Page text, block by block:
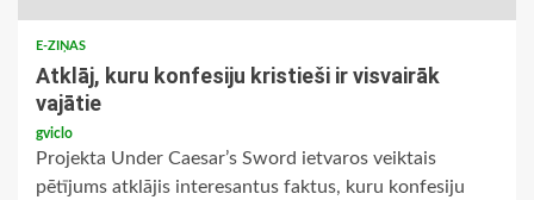
E-ZIŅAS
Atklāj, kuru konfesiju kristieši ir visvairāk
vajātie
gviclo
Projekta Under Caesar’s Sword ietvaros veiktais
pētījums atklājis interesantus faktus, kuru konfesiju